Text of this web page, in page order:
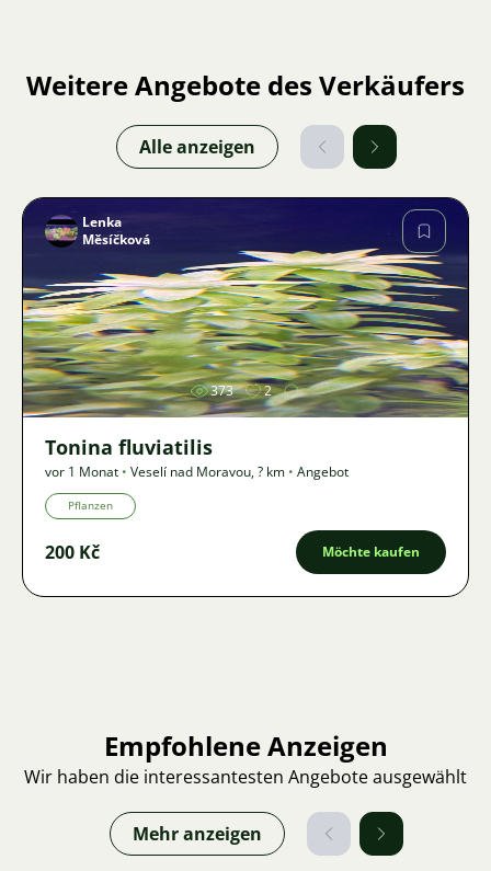
Weitere Angebote des Verkäufers
Alle anzeigen
Bild
Lenka
Měsíčková
373 2
Tonina fluviatilis
vor 1 Monat • Veselí nad Moravou,? km • Angebot
Pflanzen
200 Kč Möchte kaufen
Empfohlene Anzeigen
Wir haben die interessantesten Angebote ausgewählt
Mehr anzeigen